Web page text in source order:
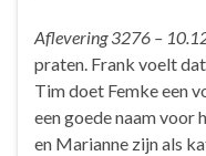
Aflevering 3276 –
praten. Frank voelt
Tim doet Femke een
een goede naam voor
en Marianne zijn als